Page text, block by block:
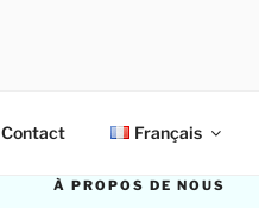
Contact Français
À PROPOS DE NOUS